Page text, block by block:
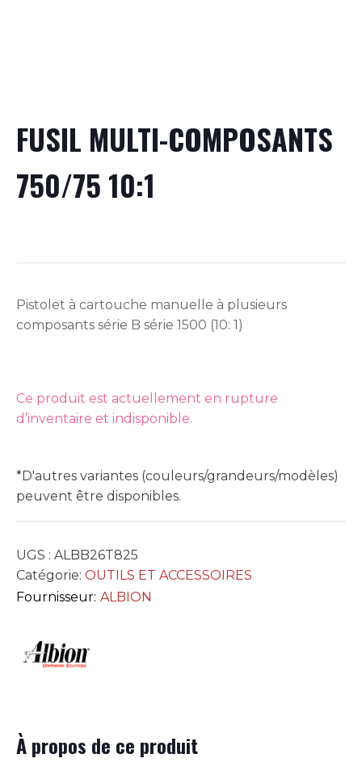
FUSIL MULTI-COMPOSANTS
750/75 10:1
Pistolet à cartouche manuelle à plusieurs
composants série B série 1500 (10: 1)
Ce produit est actuellement en rupture
d’inventaire et indisponible.
*D'autres variantes (couleurs/grandeurs/modèles)
peuvent être disponibles.
UGS : ALBB26T825
Catégorie: OUTILS ET ACCESSOIRES
Fournisseur: ALBION
À propos de ce produit